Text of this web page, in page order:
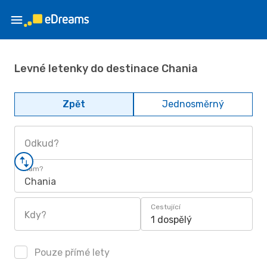
Levné letenky do destinace Chania
Zpět Jednosměrný
Odkud?
Kam?
Chania
Kdy?
Cestující
1 dospělý
Pouze přímé lety